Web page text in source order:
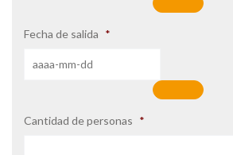
Fecha de salida *
Cantidad de personas *